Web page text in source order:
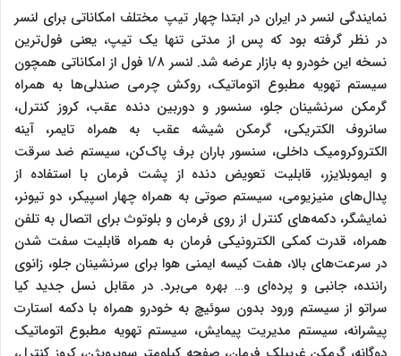
نمایندگی لنسر در ایران در ابتدا چهار تیپ مختلف امکاناتی برای لنسر
در نظر گرفته بود که پس از مدتی تنها یک تیپ، یعنی فول‌ترین
نسخه این خودرو به بازار عرضه شد. لنسر ۱/۸ فول از امکاناتی همچون
سیستم تهویه مطبوع اتوماتیک، روکش چرمی صندلی‌ها به همراه
گرمکن سرنشینان جلو، سنسور و دوربین دنده عقب، کروز کنترل،
سانروف الکتریکی، گرمکن شیشه عقب به همراه تایمر، آینه
الکتروکرومیک داخلی، سنسور باران برف پاک‌کن، سیستم ضد سرقت
و ایموبلایزر، قابلیت تعویض دنده از پشت فرمان با استفاده از
پدال‌های منیزیومی، سیستم صوتی به همراه چهار اسپیکر، دو تیونر،
نمایشگر، دکمه‌های کنترل از روی فرمان و بلوتوث برای اتصال به تلفن
همراه، قدرت کمکی الکترونیکی فرمان به همراه قابلیت سفت شدن
در سرعت‌های بالا، هفت کیسه ایمنی هوا برای سرنشینان جلو، زانوی
راننده، جانبی و پرده‌ای و… بهره می‌برد. در مقابل نسل جدید کیا
سراتو از سیستم ورود بدون سوئیچ به خودرو همراه با دکمه استارت
پیشرانه، سیستم مدیریت پیمایش، سیستم تهویه مطبوع اتوماتیک